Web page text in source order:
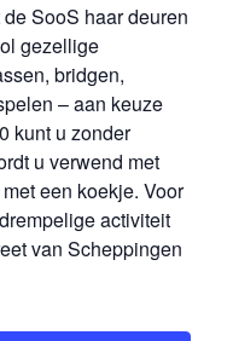
SooS haar deuren
gezellige
bridgen,
– aan keuze
kunt u zonder
u verwend met
een koekje. Voor
activiteit
van Scheppingen